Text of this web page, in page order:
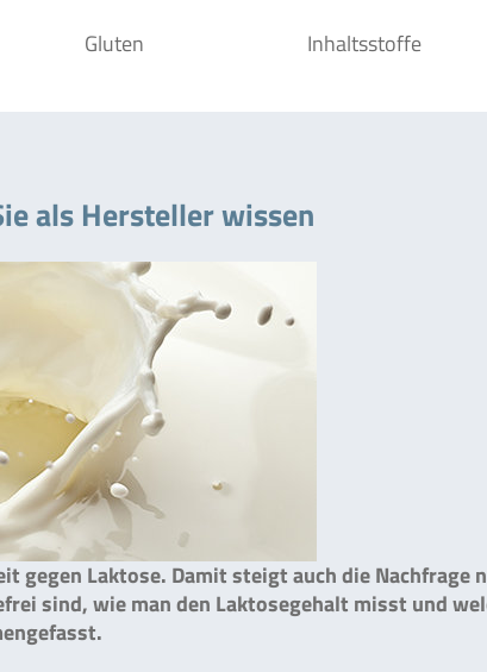
Gluten Inhaltsstoffe
als Hersteller wissen
gegen Laktose. Damit steigt auch die Nachfrage
sind, wie man den Laktosegehalt misst und